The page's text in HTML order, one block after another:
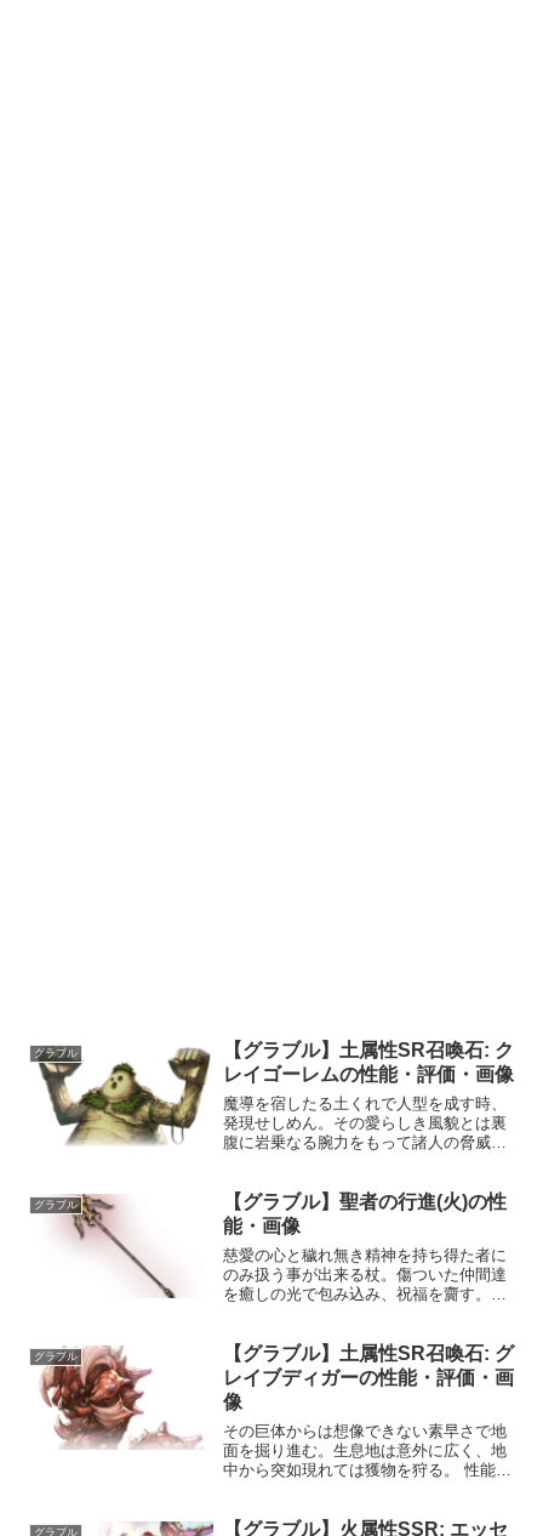
グラブル
【グラブル】土属性SR召喚石: ク
レイゴーレムの性能・評価・画像
魔導を宿したる土くれで人型を成す時、
発現せしめん。その愛らしき風貌とは裏
腹に岩乗なる腕力をもって諸人の脅威と
属性ダメージ(大)味方全体に活性効果〔召
喚枠/...
グラブル
【グラブル】聖者の行進(火)の性
能・画像
慈愛の心と穢れ無き精神を持ち得た者に
のみ扱う事が出来る杖。傷ついた仲間達
を癒しの光で包み込み、祝福を齎す。目
報恩謝徳敵に火属性5.5倍ダメージ〔減衰
値1,...
グラブル
【グラブル】土属性SR召喚石: グ
レイブディガーの性能・評価・画
像
その巨体からは想像できない素早さで地
面を掘り進む。生息地は意外に広く、地
中から突如現れては獲物を狩る。 性能
ージ(大)使用間隔: 9ターン★★★敵全体
グラブル
【グラブル】火属性SSR: エッセ